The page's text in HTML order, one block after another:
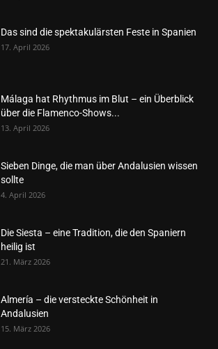
Das sind die spektakulärsten Feste in Spanien
17. April 2026
Málaga hat Rhythmus im Blut – ein Überblick
über die Flamenco-Shows...
13. April 2026
Sieben Dinge, die man über Andalusien wissen
sollte
4. April 2026
Die Siesta – eine Tradition, die den Spaniern
heilig ist
21. März 2026
Almería – die versteckte Schönheit in
Andalusien
15. März 2026